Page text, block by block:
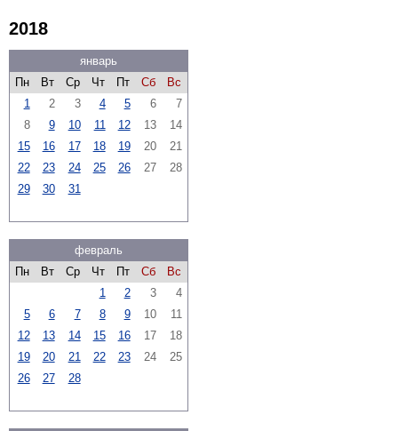
2018
январь
Пн
Вт Ср Чт Пт Сб
Вс
1
2 3 4 5 6
7
8
9 10 11 12 13
14
15
16 17 18 19 20
21
22
23 24 25 26 27
28
29
30 31
февраль
Пн
Вт Ср Чт Пт Сб
Вс
1
2 3
4
5
6 7 8 9 10
11
12
13 14 15 16 17
18
19
20 21 22 23 24
25
26
27 28